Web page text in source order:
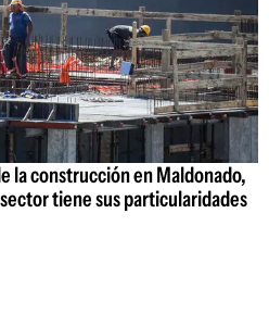
la construcción en Maldonado,
tiene sus particularidades